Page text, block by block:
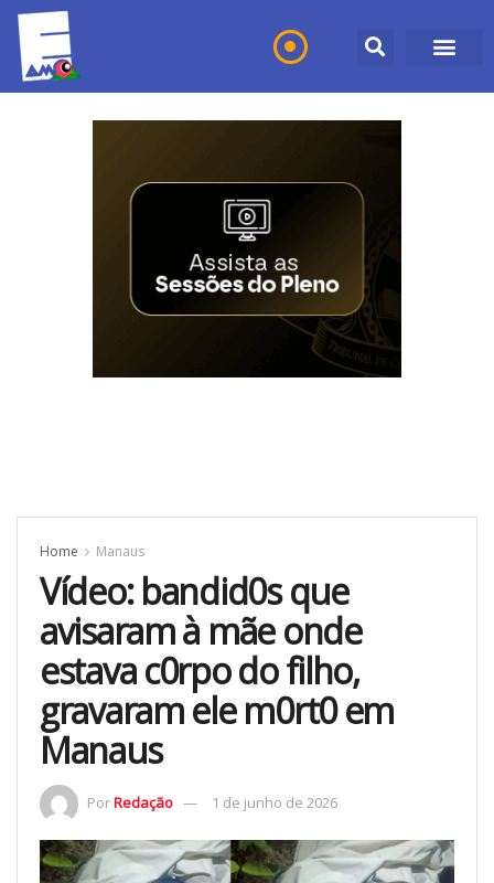
Home Manaus
Vídeo: bandid0s que
avisaram à mãe onde
estava c0rpo do filho,
gravaram ele m0rt0 em
Manaus
PorRedação 1 de junho de 2026